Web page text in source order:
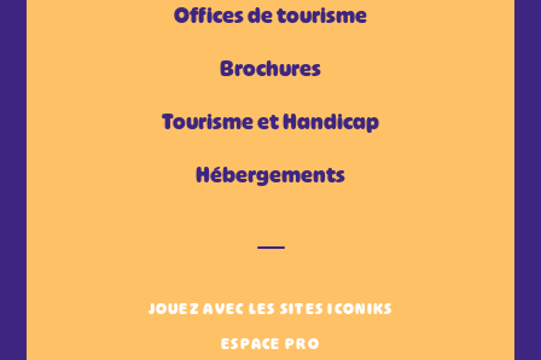
Offices de tourisme
Brochures
Tourisme et Handicap
Hébergements
JOUEZ AVEC LES SITES ICONIKS
ESPACE PRO